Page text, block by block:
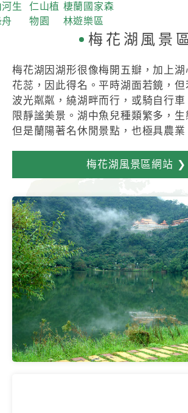
生
仁山植
物園
棲蘭國家森
林遊樂區
梅花湖風景
梅花湖因湖形很像梅開五瓣，加上湖
花蕊，因此得名。平時湖面若鏡，但
波光粼粼，繞湖畔而行，或騎自行
限靜謐美景。湖中魚兒種類繁多，
但是蘭陽著名休閒景點，也極具農業
梅花湖風景區網站